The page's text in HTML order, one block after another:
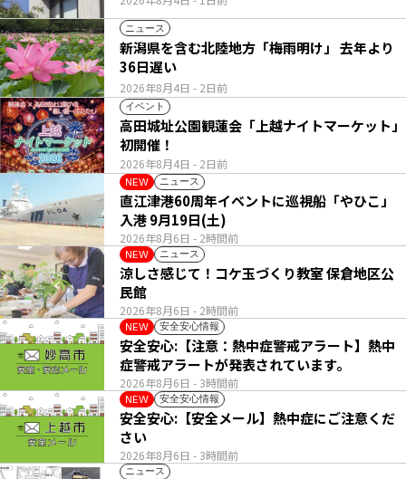
ニュース
2026年8月4日 - 2日前
新潟県を含む北陸地方「梅雨明け」 去年より
36日遅い
イベント
2026年8月4日 - 2日前
高田城址公園観蓮会「上越ナイトマーケット」
初開催！
NEW ニュース
2026年8月6日 - 2時間前
直江津港60周年イベントに巡視船「やひこ」
入港 9月19日(土)
NEW ニュース
2026年8月6日 - 2時間前
涼しさ感じて！コケ玉づくり教室 保倉地区公
民館
NEW 安全安心情報
2026年8月6日 - 3時間前
安全安心:【注意：熱中症警戒アラート】熱中
症警戒アラートが発表されています。
NEW 安全安心情報
2026年8月6日 - 3時間前
安全安心:【安全メール】熱中症にご注意くだ
さい
ニュース